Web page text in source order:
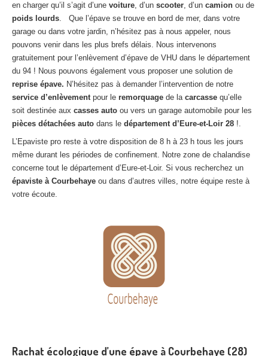
Centreagréé VHU 94 : casse auto avec destruction
Centreagréé VHU 95 : casse auto avec destruction
DOCUMENTSÀ JOINDRE
RACHATVÉHICULES
CONTACT
01 83 64 20 40
en charger qu’il s’agit d’une voiture, d’un scooter, d’un camion ou de
poids lourds. Que l’épave se trouve en bord de mer, dans votre
garage ou dans votre jardin, n’hésitez pas à nous appeler, nous
pouvons venir dans les plus brefs délais. Nous intervenons
gratuitement pour l’enlèvement d’épave de VHU dans le département
du 94 ! Nous pouvons également vous proposer une solution de
reprise épave. N’hésitez pas à demander l’intervention de notre
service d’enlèvementpour le remorquage de la carcasse qu’elle
soit destinée aux casses auto ou vers un garage automobile pour les
pièces détachées auto dans le département d’Eure-et-Loir 28 !.
L’Epaviste pro reste à votre disposition de 8 h à 23 h tous les jours
même durant les périodes de confinement. Notre zone de chalandise
concerne tout le département d’Eure-et-Loir. Si vous recherchez un
épaviste à Courbehaye ou dans d’autres villes, notre équipe reste à
votre écoute.
Rachat écologique d’une épave à Courbehaye (28)